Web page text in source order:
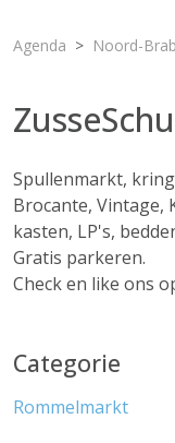
Agenda Noord-
Spullenmarkt,
Brocante, Vintage,
kasten, LP's,
Gratis parkeren.
Check en like ons
Categorie
Rommelmarkt